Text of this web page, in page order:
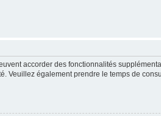
accorder des fonctionnalités
Veuillez également prendre le temps de